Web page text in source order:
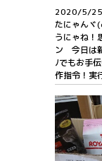
2020/5/25
たにゃんヾ
うにゃね！
ン 今日は
ﾉでもお手
作指令！実